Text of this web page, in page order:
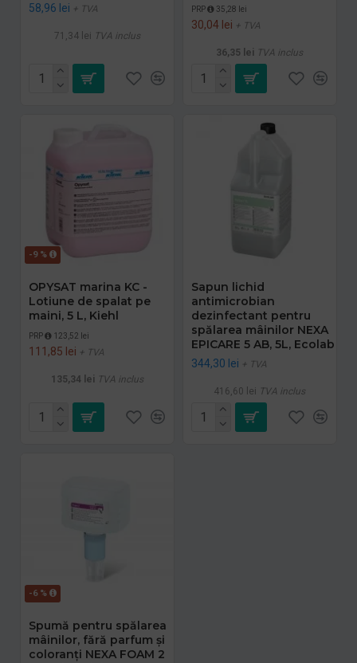
58,96 lei + TVA
71,34 lei TVA inclus
PRP 35,28 lei
30,04 lei + TVA
36,35 lei TVA inclus
-9 %
OPYSAT marina KC -
Lotiune de spalat pe
maini, 5 L, Kiehl
PRP 123,52 lei
111,85 lei + TVA
135,34 lei TVA inclus
Sapun lichid
antimicrobian
dezinfectant pentru
spălarea mâinilor NEXA
EPICARE 5 AB, 5L, Ecolab
344,30 lei + TVA
416,60 lei TVA inclus
-6 %
Spumă pentru spălarea
mâinilor, fără parfum și
coloranți NEXA FOAM 2